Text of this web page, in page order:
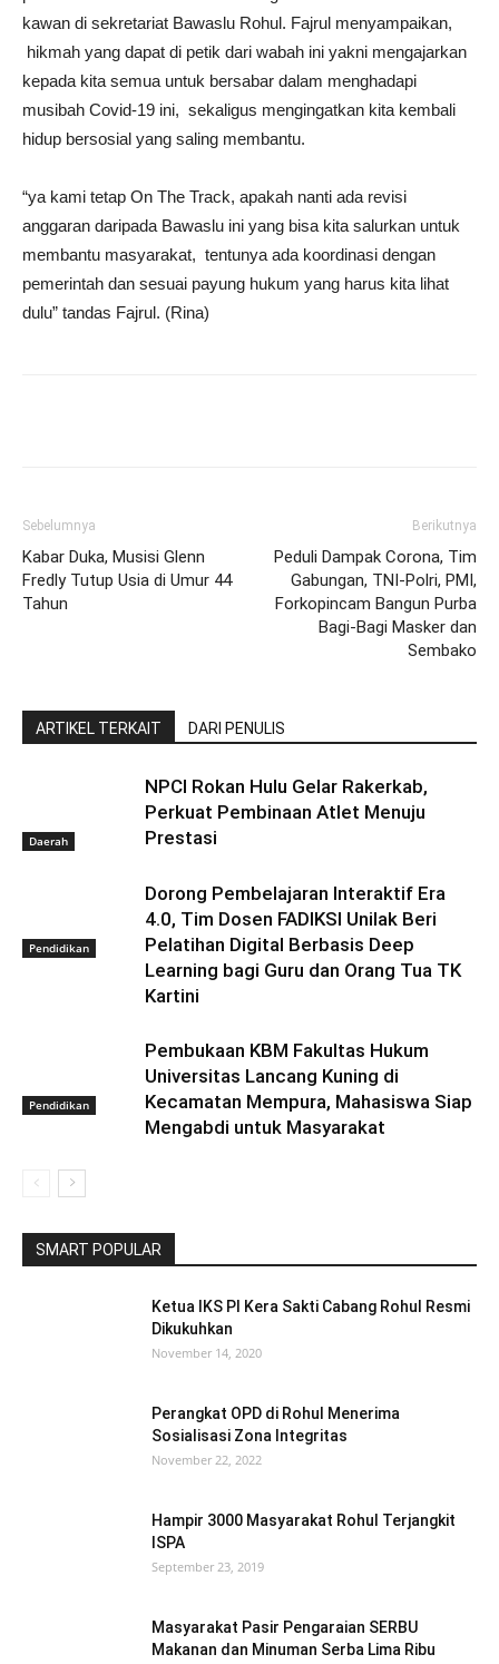
kawan di sekretariat Bawaslu Rohul. Fajrul menyampaikan,
hikmah yang dapat di petik dari wabah ini yakni mengajarkan
kepada kita semua untuk bersabar dalam menghadapi
musibah Covid-19 ini, sekaligus mengingatkan kita kembali
hidup bersosial yang saling membantu.
“ya kami tetap On The Track, apakah nanti ada revisi
anggaran daripada Bawaslu ini yang bisa kita salurkan untuk
membantu masyarakat, tentunya ada koordinasi dengan
pemerintah dan sesuai payung hukum yang harus kita lihat
dulu” tandas Fajrul. (Rina)
Sebelumnya
Kabar Duka, Musisi Glenn
Fredly Tutup Usia di Umur 44
Tahun
Berikutnya
Peduli Dampak Corona, Tim
Gabungan, TNI-Polri, PMI,
Forkopincam Bangun Purba
Bagi-Bagi Masker dan
Sembako
ARTIKEL TERKAIT DARI PENULIS
Daerah
NPCI Rokan Hulu Gelar Rakerkab,
Perkuat Pembinaan Atlet Menuju
Prestasi
Pendidikan
Dorong Pembelajaran Interaktif Era
4.0, Tim Dosen FADIKSI Unilak Beri
Pelatihan Digital Berbasis Deep
Learning bagi Guru dan Orang Tua TK
Kartini
Pendidikan
Pembukaan KBM Fakultas Hukum
Universitas Lancang Kuning di
Kecamatan Mempura, Mahasiswa Siap
Mengabdi untuk Masyarakat
SMART POPULAR
Ketua IKS PI Kera Sakti Cabang Rohul Resmi
Dikukuhkan
November 14, 2020
Perangkat OPD di Rohul Menerima
Sosialisasi Zona Integritas
November 22, 2022
Hampir 3000 Masyarakat Rohul Terjangkit
ISPA
September 23, 2019
Masyarakat Pasir Pengaraian SERBU
Makanan dan Minuman Serba Lima Ribu